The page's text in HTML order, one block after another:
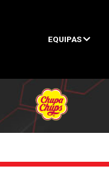
EQUIPAS